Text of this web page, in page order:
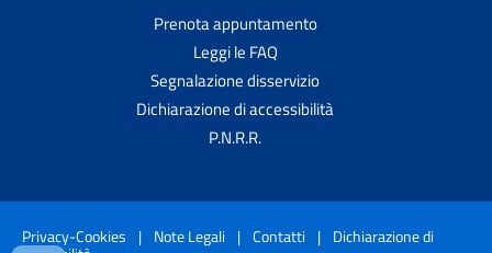
Prenota appuntamento
Leggi le FAQ
Segnalazione disservizio
Dichiarazione di accessibilità
P.N.R.R.
Privacy-Cookies | Note Legali | Contatti | Dichiarazione di